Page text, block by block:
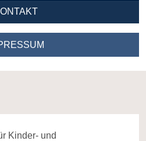
Kinder- und